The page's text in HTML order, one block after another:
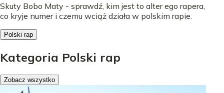
Skuty Bobo Maty - sprawdź, kim jest to alter ego rapera,
co kryje numer i czemu wciąż działa w polskim rapie.
Polski rap
Kategoria Polski rap
Zobacz wszystko